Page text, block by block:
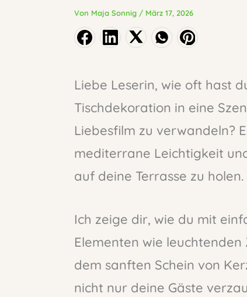
Von Maja Sonnig / März 17, 2026
Liebe Leserin, wie oft hast
Tischdekoration in eine
Liebesfilm zu verwandeln?
mediterrane Leichtigkeit
auf deine Terrasse zu holen.
Ich zeige dir, wie du mit
Elementen wie
dem sanften Schein von
nicht nur deine Gäste